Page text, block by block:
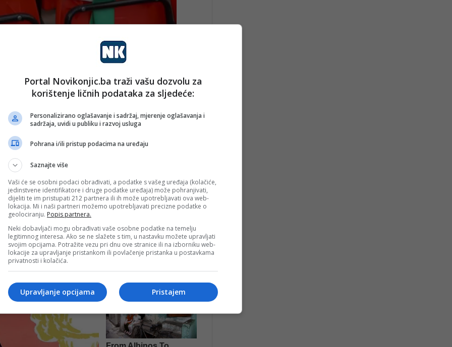
Vlade Hercegovačko-neretvanske županije
kao važan dio akademske zajednice i mjesto u
mladih ljudi.
studenata”
bio dom mnogim studentima koji danas
uspjehe.
brojnim naraštajima studenata, a danas se može
studentske dane, a sada su uspješni profesionalci s
postignućima – kazala je.
uloge ove ustanove te kontinuirano pruža podršku
Portal Novikonjic.ba traži vašu dozvolu za
korištenje ličnih podataka za sljedeće:
Personalizirano oglašavanje i sadržaj, mjerenje oglašavanja i
sadržaja, uvidi u publiku i razvoj usluga
Pohrana i/ili pristup podacima na uređaju
Saznajte više
Vaši će se osobni podaci obrađivati, a podatke s vašeg uređaja (kolačiće,
jedinstvene identifikatore i druge podatke uređaja) može pohranjivati,
dijeliti te im pristupati 212 partnera ili ih može upotrebljavati ova web-
lokacija. Mi i naši partneri možemo upotrebljavati precizne podatke o
geolociranju. Popis partnera.
Neki dobavljači mogu obrađivati vaše osobne podatke na temelju
legitimnog interesa. Ako se ne slažete s tim, u nastavku možete upravljati
svojim opcijama. Potražite vezu pri dnu ove stranice ili na izborniku web-
lokacije za upravljanje pristankom ili povlačenje pristanka u postavkama
privatnosti i kolačića.
Pristajem
Upravljanje opcijama